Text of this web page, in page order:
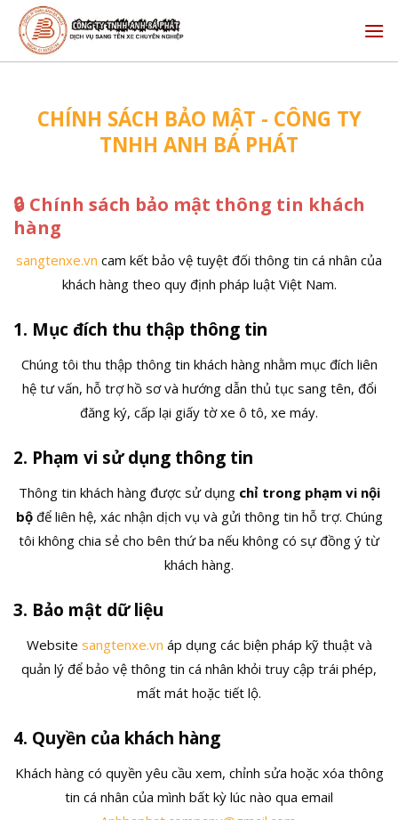
Skip
content
CHÍNH SÁCH BẢO MẬT - CÔNG TY
TNHH ANH BÁ PHÁT
🔒 Chính sách bảo mật thông tin khách
hàng
sangtenxe.vn cam kết bảo vệ tuyệt đối thông tin cá nhân của
khách hàng theo quy định pháp luật Việt Nam.
1. Mục đích thu thập thông tin
Chúng tôi thu thập thông tin khách hàng nhằm mục đích liên
hệ tư vấn, hỗ trợ hồ sơ và hướng dẫn thủ tục sang tên, đổi
đăng ký, cấp lại giấy tờ xe ô tô, xe máy.
2. Phạm vi sử dụng thông tin
Thông tin khách hàng được sử dụng chỉ trong phạm vi nội
bộđể liên hệ, xác nhận dịch vụ và gửi thông tin hỗ trợ. Chúng
tôi không chia sẻ cho bên thứ ba nếu không có sự đồng ý từ
khách hàng.
3. Bảo mật dữ liệu
Website sangtenxe.vn áp dụng các biện pháp kỹ thuật và
quản lý để bảo vệ thông tin cá nhân khỏi truy cập trái phép,
mất mát hoặc tiết lộ.
4. Quyền của khách hàng
Khách hàng có quyền yêu cầu xem, chỉnh sửa hoặc xóa thông
tin cá nhân của mình bất kỳ lúc nào qua email